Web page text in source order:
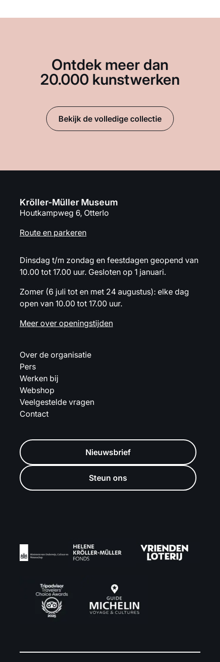
Ontdek meer dan
20.000 kunstwerken
Bekijk de volledige collectie
Kröller-Müller Museum
Houtkampweg 6, Otterlo
Route en parkeren
Dinsdag t/m zondag en feestdagen geopend van
10.00 tot 17.00 uur. Gesloten op 1 januari.
Zomer (6 juli tot en met 24 augustus): elke dag
open van 10.00 tot 17.00 uur.
Meer over openingstijden
Over de organisatie
Pers
Werken bij
Webshop
Veelgestelde vragen
Contact
Nieuwsbrief
Steun ons